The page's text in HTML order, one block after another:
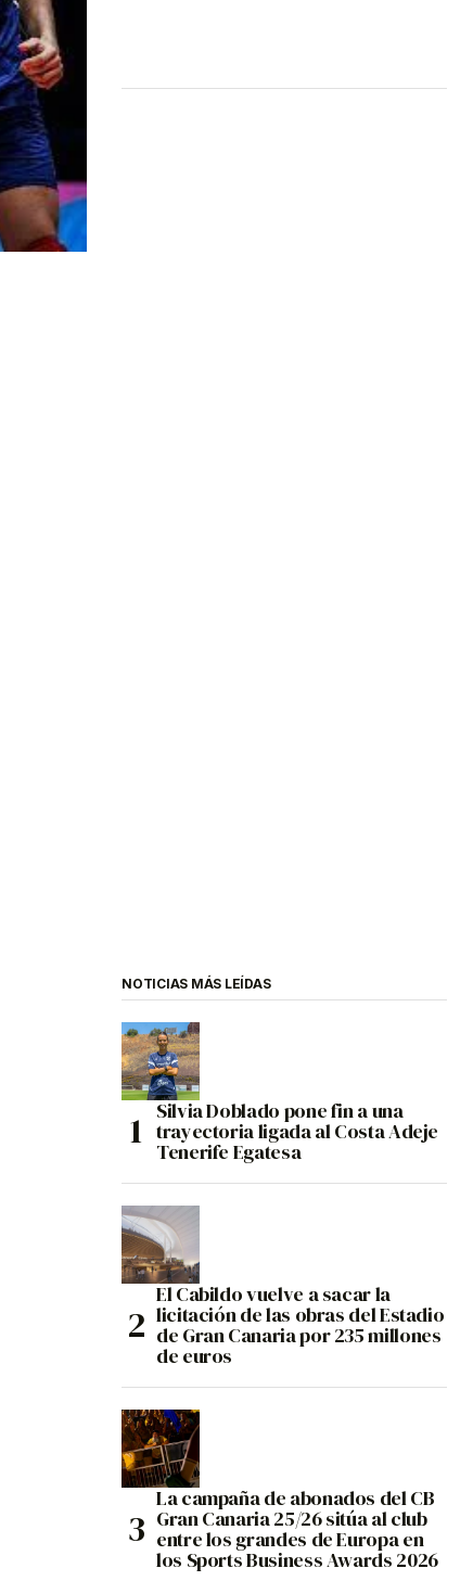
NOTICIAS MÁS LEÍDAS
Silvia Doblado pone fin a una
trayectoria ligada al Costa Adeje
Tenerife Egatesa
El Cabildo vuelve a sacar la
licitación de las obras del Estadio
de Gran Canaria por 235 millones
de euros
La campaña de abonados del CB
Gran Canaria 25/26 sitúa al club
entre los grandes de Europa en
los Sports Business Awards 2026